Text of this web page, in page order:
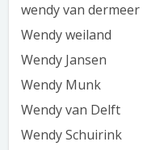
wendy van dermeer
Wendy weiland
Wendy Jansen
Wendy Munk
Wendy van Delft
Wendy Schuirink